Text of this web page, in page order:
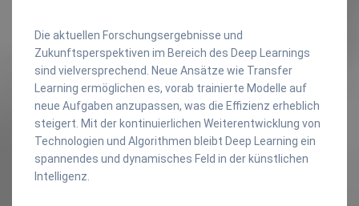
Die aktuellen Forschungsergebnisse und
Zukunftsperspektiven im Bereich des Deep Learnings
sind vielversprechend. Neue Ansätze wie Transfer
Learning ermöglichen es, vorab trainierte Modelle auf
neue Aufgaben anzupassen, was die Effizienz erheblich
steigert. Mit der kontinuierlichen Weiterentwicklung von
Technologien und Algorithmen bleibt Deep Learning ein
spannendes und dynamisches Feld in der künstlichen
Intelligenz.